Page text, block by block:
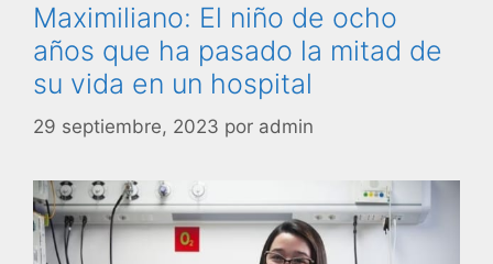
Maximiliano: El niño de ocho
años que ha pasado la mitad de
su vida en un hospital
29 septiembre, 2023 por admin